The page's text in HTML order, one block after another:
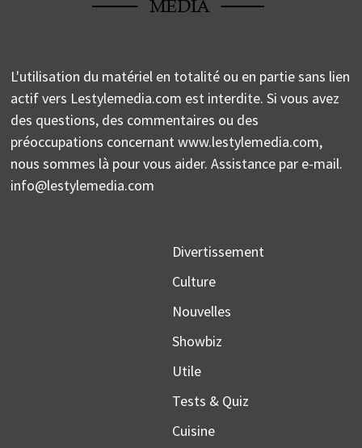
L'utilisation du matériel en totalité ou en partie sans lien
actif vers Lestylemedia.com est interdite. Si vous avez
des questions, des commentaires ou des
préoccupations concernant www.lestylemedia.com,
nous sommes là pour vous aider. Assistance par e-mail.
info@lestylemedia.com
Divertissement
Culture
Nouvelles
Showbiz
Utile
Tests & Quiz
Cuisine